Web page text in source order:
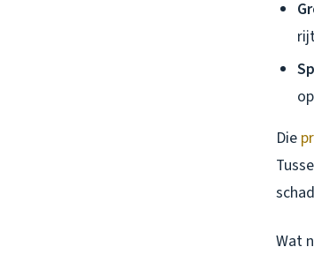
Die
Wat